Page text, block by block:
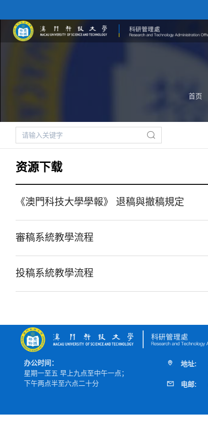
首页
资源下载
《澳門科技大學學報》 退稿與撤稿規定
審稿系統教學流程
投稿系統教學流程
办公时间：
星期一至五 早上九点至中午一点；
下午两点半至六点二十分
地址:
电邮: